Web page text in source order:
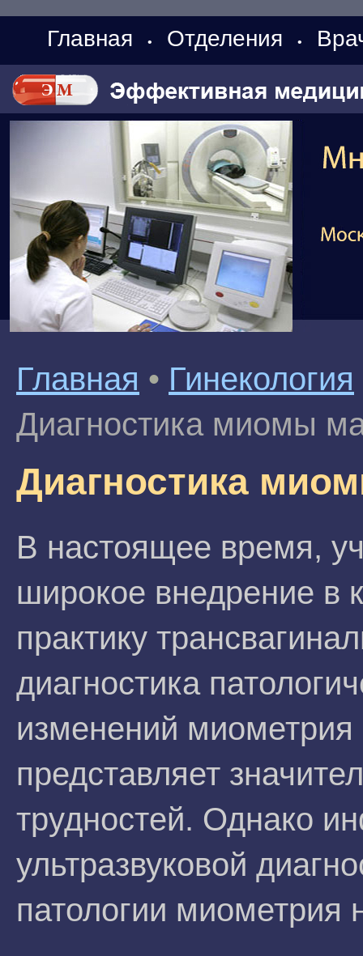
Главная • Отделения •
Главная • Гинекология
Диагностика миомы
Диагностика
В настоящее время,
широкое внедрение в
практику
диагностика
изменений миометрия
представляет
трудностей. Однако
ультразвуковой
патологии миометрия